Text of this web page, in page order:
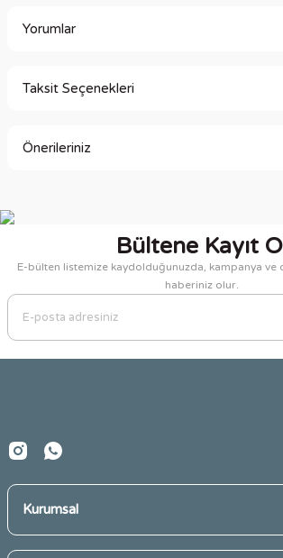
Yorumlar
Taksit Seçenekleri
Önerileriniz
Görüş ve önerileriniz için teşekkür ederiz.
Ürün resmi kalitesiz, bozuk veya
Ürün açıklamasında eksik bilgiler bulunuyor.
Ürün bilgilerinde hatalar bulunuyor.
Bültene Kayıt
E-bülten listemize kaydolduğunuzda, kampanya ve
haberiniz olur.
Kurumsal